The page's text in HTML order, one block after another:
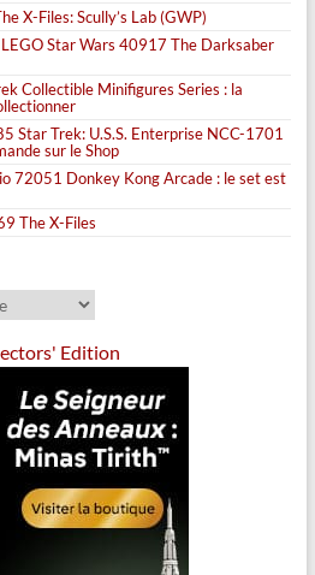
X-Files: Scully’s Lab (GWP)
LEGO Star Wars 40917 The Darksaber
Collectible Minifigures Series : la
Star Trek: U.S.S. Enterprise NCC-1701
sur le Shop
72051 Donkey Kong Arcade : le set est
The X-Files